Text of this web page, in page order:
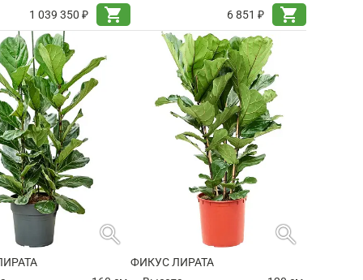
1 039 350 ₽
shopping_cart
6 851 ₽
shopping_cart
search search
ФИКУС ЛИРАТА